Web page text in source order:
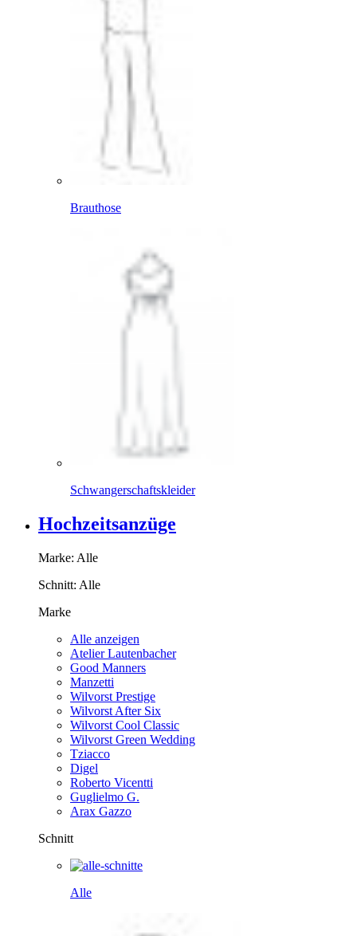
Brauthose
Schwangerschaftskleider
Hochzeitsanzüge
Marke: Alle
Schnitt: Alle
Marke
Alle anzeigen
Atelier Lautenbacher
Good Manners
Manzetti
Wilvorst Prestige
Wilvorst After Six
Wilvorst Cool Classic
Wilvorst Green Wedding
Tziacco
Digel
Roberto Vicentti
Guglielmo G.
Arax Gazzo
Schnitt
Alle